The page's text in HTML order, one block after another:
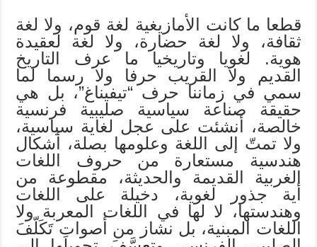
قطعا ما كانت الأمازيغية لغة قوم، ولا لغة
ثقافة، ولا لغة حضارة، ولا لغة لعقيدة
هوية. لغويا وتاريخيا ما عرف التاريخ
القديم ولا القريب حرفا ولا رسما لما
سمي في زماننا حرف “تيفيناغ”، بل هي
حقيقة صناعة سياسية صليبية فرنسية
خالصة، أنشئت على عجل لغاية سياسية،
ولا تمتّ إلى اللغة وعلومها بصلة، أشكال
هندسية مستعارة من حروف اللغات
الغربية القديمة والحديثة، مقطوعة من
أية جذور لغوية، دخيلة على اللغات
وهندستها، لا لها في اللغات المعربة ولا
اللغات المبنية، بل نشاز من أصوات تَكَلّفَ